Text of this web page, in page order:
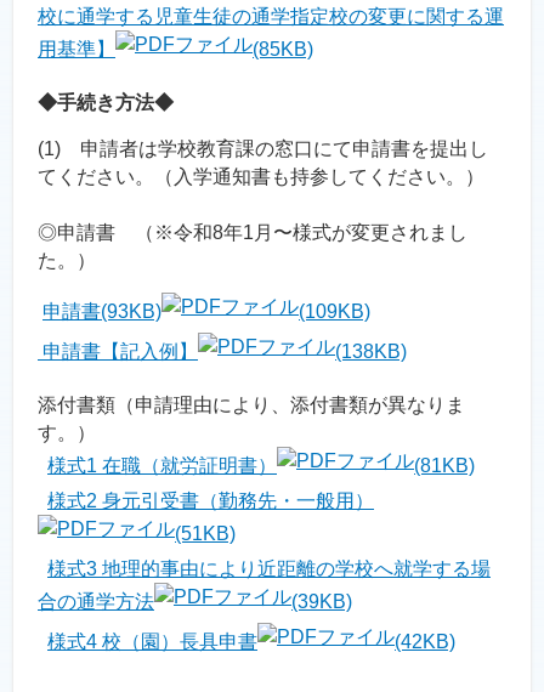
校に通学する児童生徒の通学指定校の変更に関する運
用基準】
(85KB)
◆手続き方法◆
(1) 申請者は学校教育課の窓口にて申請書を提出し
てください。（入学通知書も持参してください。）
◎申請書 （※令和8年1月〜様式が変更されまし
た。）
申請書(93KB)
(109KB)
申請書【記入例】
(138KB)
添付書類（申請理由により、添付書類が異なりま
す。）
様式1 在職（就労証明書）
(81KB)
様式2 身元引受書（勤務先・一般用）
(51KB)
様式3 地理的事由により近距離の学校へ就学する場
合の通学方法
(39KB)
様式4 校（園）長具申書
(42KB)